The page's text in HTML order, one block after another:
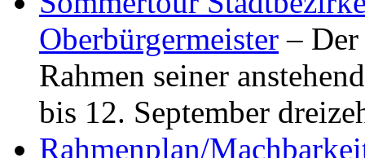
Oberbürgermeister –
Rahmen seiner
bis 12. September
Rahmenplan/